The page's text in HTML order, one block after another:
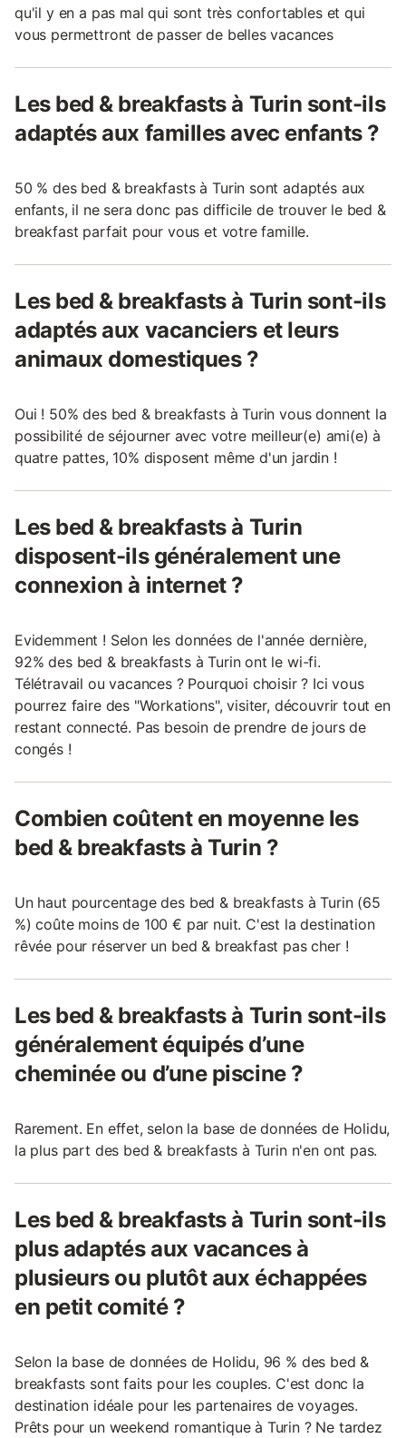
qu'il y en a pas mal qui sont très confortables et qui
vous permettront de passer de belles vacances
Les bed & breakfasts à Turin sont-ils
adaptés aux familles avec enfants ?
50 % des bed & breakfasts à Turin sont adaptés aux
enfants, il ne sera donc pas difficile de trouver le bed &
breakfast parfait pour vous et votre famille.
Les bed & breakfasts à Turin sont-ils
adaptés aux vacanciers et leurs
animaux domestiques ?
Oui ! 50% des bed & breakfasts à Turin vous donnent la
possibilité de séjourner avec votre meilleur(e) ami(e) à
quatre pattes, 10% disposent même d'un jardin !
Les bed & breakfasts à Turin
disposent-ils généralement une
connexion à internet ?
Evidemment ! Selon les données de l'année dernière,
92% des bed & breakfasts à Turin ont le wi-fi.
Télétravail ou vacances ? Pourquoi choisir ? Ici vous
pourrez faire des "Workations", visiter, découvrir tout en
restant connecté. Pas besoin de prendre de jours de
congés !
Combien coûtent en moyenne les
bed & breakfasts à Turin ?
Un haut pourcentage des bed & breakfasts à Turin (65
%) coûte moins de 100 € par nuit. C'est la destination
rêvée pour réserver un bed & breakfast pas cher !
Les bed & breakfasts à Turin sont-ils
généralement équipés d’une
cheminée ou d’une piscine ?
Rarement. En effet, selon la base de données de Holidu,
la plus part des bed & breakfasts à Turin n'en ont pas.
Les bed & breakfasts à Turin sont-ils
plus adaptés aux vacances à
plusieurs ou plutôt aux échappées
en petit comité ?
Selon la base de données de Holidu, 96 % des bed &
breakfasts sont faits pour les couples. C'est donc la
destination idéale pour les partenaires de voyages.
Prêts pour un weekend romantique à Turin ? Ne tardez